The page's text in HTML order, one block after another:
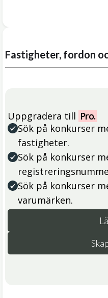
Fastigheter, fordon
Uppgradera till Pro.
Sök på konkurser
fastigheter.
Sök på konkurser
Sök på konkurser
varumärken.